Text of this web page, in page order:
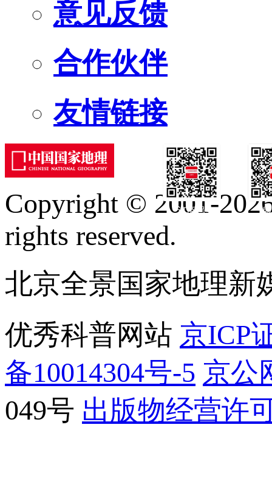
意见反馈
合作伙伴
友情链接
订阅号
Copyright © 2001-
rights reserved.
北京全景国家地理新
优秀科普网站 京ICP
备10014304号-5 京公
049号 出版物经营许